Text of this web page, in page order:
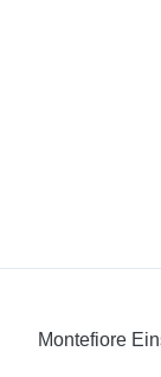
Montefiore